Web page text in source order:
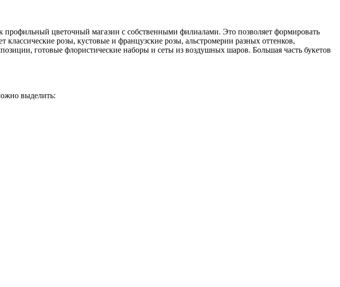
профильный цветочный магазин с собственными филиалами. Это позволяет формировать
розы, кустовые и французские розы, альстромерии разных оттенков,
готовые флористические наборы и сеты из воздушных шаров. Большая часть букетов
выделить: